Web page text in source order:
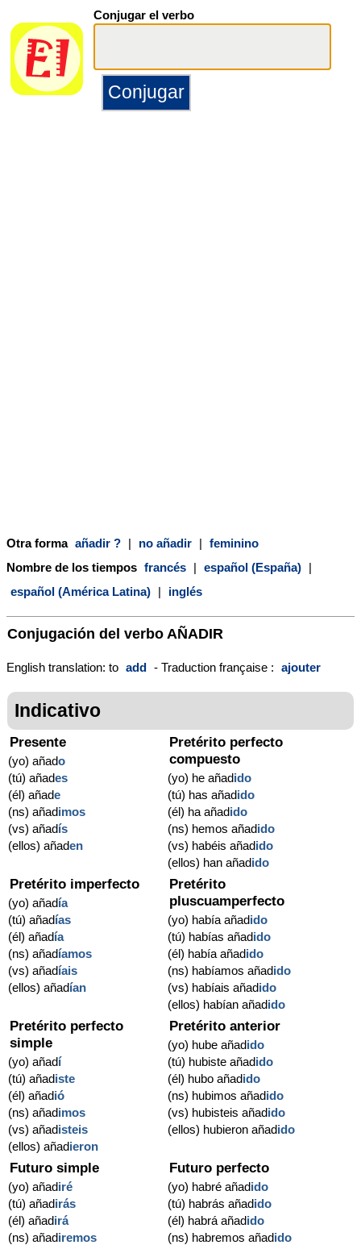
Conjugar el verbo
Otra forma añadir ? | no añadir | feminino
Nombre de los tiempos francés | español (España) |
español (América Latina) | inglés
Conjugación del verbo AÑADIR
English translation: to add - Traduction française : ajouter
Indicativo
Presente
(yo) añado
(tú) añades
(él) añade
(ns) añadimos
(vs) añadís
(ellos) añaden
Pretérito perfecto
compuesto
(yo) he añadido
(tú) has añadido
(él) ha añadido
(ns) hemos añadido
(vs) habéis añadido
(ellos) han añadido
Pretérito imperfecto
(yo) añadía
(tú) añadías
(él) añadía
(ns) añadíamos
(vs) añadíais
(ellos) añadían
Pretérito
pluscuamperfecto
(yo) había añadido
(tú) habías añadido
(él) había añadido
(ns) habíamos añadido
(vs) habíais añadido
(ellos) habían añadido
Pretérito perfecto
simple
(yo) añadí
(tú) añadiste
(él) añadió
(ns) añadimos
(vs) añadisteis
(ellos) añadieron
Pretérito anterior
(yo) hube añadido
(tú) hubiste añadido
(él) hubo añadido
(ns) hubimos añadido
(vs) hubisteis añadido
(ellos) hubieron añadido
Futuro simple
(yo) añadiré
(tú) añadirás
(él) añadirá
(ns) añadiremos
Futuro perfecto
(yo) habré añadido
(tú) habrás añadido
(él) habrá añadido
(ns) habremos añadido